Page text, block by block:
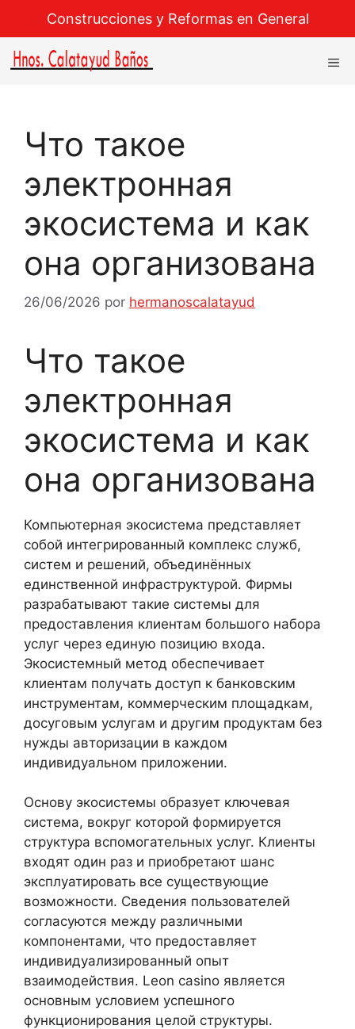
contenido
Construcciones y Reformas en General
Что такое
электронная
экосистема и как
она организована
26/06/2026 por hermanoscalatayud
Что такое
электронная
экосистема и как
она организована
Компьютерная экосистема представляет
собой интегрированный комплекс служб,
систем и решений, объединённых
единственной инфраструктурой. Фирмы
разрабатывают такие системы для
предоставления клиентам большого набора
услуг через единую позицию входа.
Экосистемный метод обеспечивает
клиентам получать доступ к банковским
инструментам, коммерческим площадкам,
досуговым услугам и другим продуктам без
нужды авторизации в каждом
индивидуальном приложении.
Основу экосистемы образует ключевая
система, вокруг которой формируется
структура вспомогательных услуг. Клиенты
входят один раз и приобретают шанс
эксплуатировать все существующие
возможности. Сведения пользователей
согласуются между различными
компонентами, что предоставляет
индивидуализированный опыт
взаимодействия. Leon casino является
основным условием успешного
функционирования целой структуры.